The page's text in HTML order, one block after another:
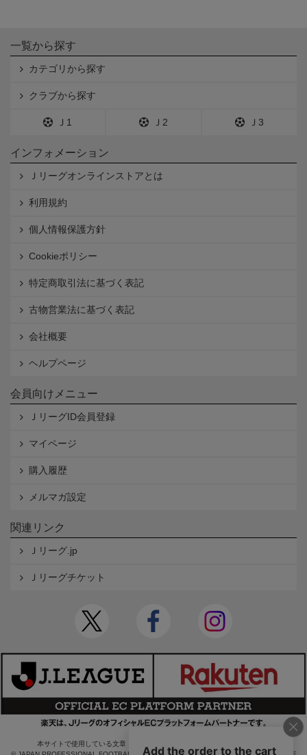
一覧から探す
カテゴリから探す
クラブから探す
Ｊ1 Ｊ2 Ｊ3
インフォメーション
Ｊリーグオンラインストアとは
利用規約
個人情報保護方針
Cookieポリシー
特定商取引法に基づく表記
古物営業法に基づく表記
会社概要
ヘルプページ
会員向けメニュー
ＪリーグID会員登録
マイページ
購入履歴
メルマガ設定
関連リンク
Ｊリーグ.jp
Ｊリーグチケット
本サイトで使用している文章・画像等の無断での複製・転載を禁止します。